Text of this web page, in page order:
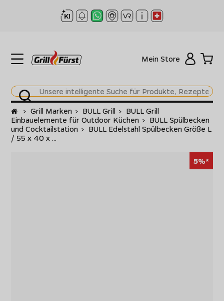
Mein Store
Startseite
> Grill Marken > BULL Grill > BULL Grill
Einbauelemente für Outdoor Küchen > BULL Spülbecken
und Cocktailstation > BULL Edelstahl Spülbecken Größe L
/ 55 x 40 x ...
5%*